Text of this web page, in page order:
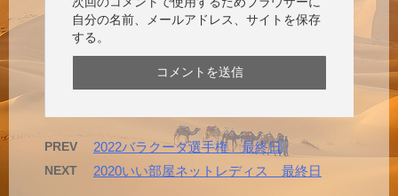
自分の名前、メールアドレス、サイトを保存
する。
PREV 2022バラクーダ選手権 最終日
NEXT 2020いい部屋ネットレディス 最終日